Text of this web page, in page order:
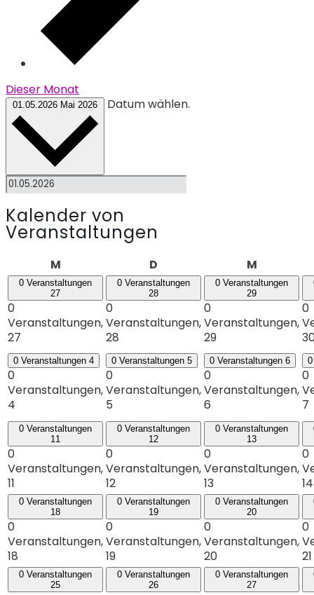
Dieser Monat
01.05.2026 Mai 2026 Datum wählen.
Kalender von
Veranstaltungen
MMontag D MMittwoch
0 Veranstaltungen
27
0
Veranstaltungen,
27
0 Veranstaltungen
28
0
Veranstaltungen,
28
0 Veranstaltungen
29
0
Veranstaltungen,
29
0
0 Veranstaltungen 4
0
Veranstaltungen,
4
0 Veranstaltungen 5
0
Veranstaltungen,
5
0 Veranstaltungen 6
0
Veranstaltungen,
6
0
7
0 Veranstaltungen
11
0
Veranstaltungen,
11
0 Veranstaltungen
12
0
Veranstaltungen,
12
0 Veranstaltungen
13
0
Veranstaltungen,
13
0
14
0 Veranstaltungen
18
0
Veranstaltungen,
18
0 Veranstaltungen
19
0
Veranstaltungen,
19
0 Veranstaltungen
20
0
Veranstaltungen,
20
0
21
0 Veranstaltungen
25
0 Veranstaltungen
26
0 Veranstaltungen
27